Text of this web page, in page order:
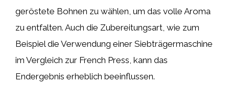
geröstete Bohnen zu wählen, um das volle Aroma
zu entfalten. Auch die Zubereitungsart, wie zum
Beispiel die Verwendung einer Siebträgermaschine
im Vergleich zur French Press, kann das
Endergebnis erheblich beeinflussen.